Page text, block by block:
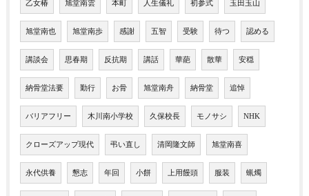
乙女椿 旭堂南雲 本町 人生儀礼 初参式 玉田玉山
旭堂南也 旭堂南歩 感謝 五智 受験 待つ 認める
講談会 思春期 反抗期 講話 華葩 散華 安穏
納骨堂法要 勤行 お骨 旭堂南舟 納骨堂 追悼
バリアフリー 木川南小学校 久保校長 モノサシ NHK
クローズアップ現代 弔い直し 清岡隆文師 旭堂南喜
永代供養 懇志 年回 小餅 上用饅頭 服装 蝋燭